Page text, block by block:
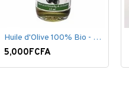
Huile d'Olive 100% Bio - 60 ml
5,000FCFA